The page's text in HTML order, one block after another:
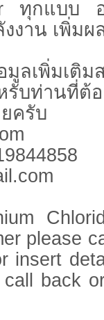
ทุกแบบ
งาน เพิ่มผ
มูลเพิ่มเติ
านที่ต้อง
ครับ
please
insert
back